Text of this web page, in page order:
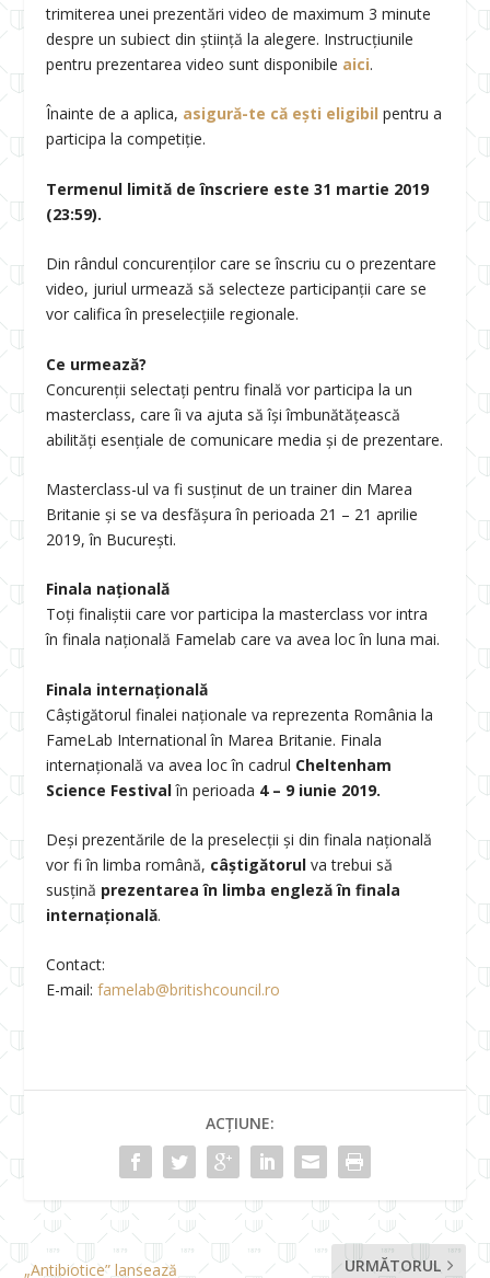
trimiterea unei prezentări video de maximum 3 minute
despre un subiect din știință la alegere. Instrucţiunile
pentru prezentarea video sunt disponibile aici.
Înainte de a aplica, asigură-te că eşti eligibil pentru a
participa la competiţie.
Termenul limită de înscriere este 31 martie 2019
(23:59).
Din rândul concurenţilor care se înscriu cu o prezentare
video, juriul urmează să selecteze participanții care se
vor califica în preselecțiile regionale.
Ce urmează?
Concurenții selectați pentru finală vor participa la un
masterclass, care îi va ajuta să își îmbunătățească
abilități esenţiale de comunicare media şi de prezentare.
Masterclass-ul va fi susținut de un trainer din Marea
Britanie și se va desfășura în perioada 21 – 21 aprilie
2019, în București.
Finala națională
Toți finaliștii care vor participa la masterclass vor intra
în finala națională Famelab care va avea loc în luna mai.
Finala internațională
Câștigătorul finalei naționale va reprezenta România la
FameLab International în Marea Britanie. Finala
internațională va avea loc în cadrul Cheltenham
Science Festivalîn perioada 4 – 9 iunie 2019.
Deși prezentările de la preselecții și din finala națională
vor fi în limba română, câștigătorul va trebui să
susțină prezentarea în limba engleză în finala
internațională.
Contact:
E-mail:famelab@britishcouncil.ro
ACȚIUNE:
„Antibiotice” lansează
URMĂTORUL